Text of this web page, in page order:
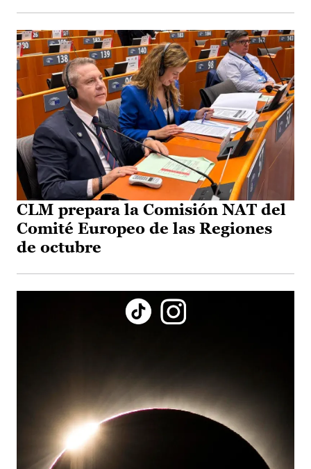
CLM prepara la Comisión NAT del
Comité Europeo de las Regiones
de octubre